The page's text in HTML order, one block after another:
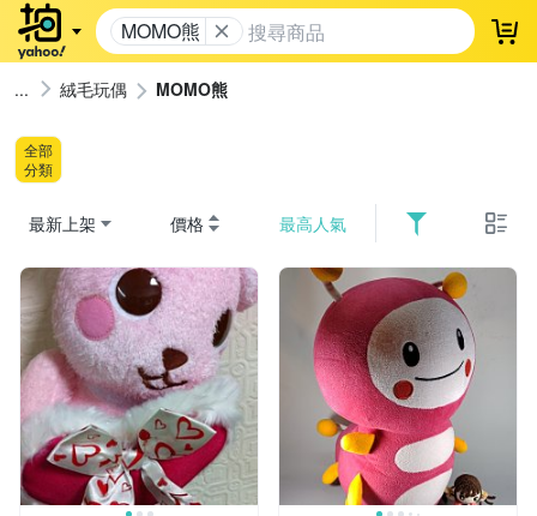
MOMO熊 登
絨毛玩偶 MOMO熊
全部
分類
最新上架 價格 最高人氣